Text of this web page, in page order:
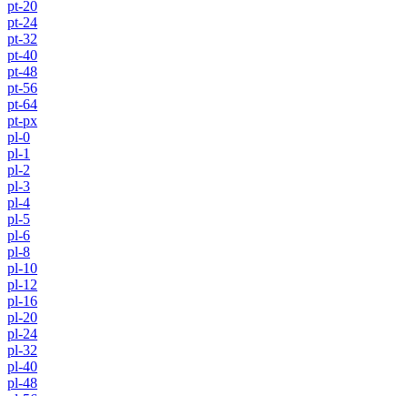
pt-20
pt-24
pt-32
pt-40
pt-48
pt-56
pt-64
pt-px
pl-0
pl-1
pl-2
pl-3
pl-4
pl-5
pl-6
pl-8
pl-10
pl-12
pl-16
pl-20
pl-24
pl-32
pl-40
pl-48